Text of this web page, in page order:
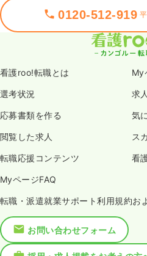
0120-512-919
看護roo!転職とは My
選考状況 求
応募書類を作る 気
閲覧した求人 ス
転職応援コンテンツ 看
MyページFAQ
転職・派遣就業サポート利用規約お
お問い合わせフォーム